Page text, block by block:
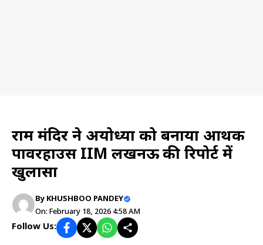
राम मंदिर ने अयोध्या को बनाया आर्थिक
पावरहाउस IIM लखनऊ की रिपोर्ट में
खुलासा
By KHUSHBOO PANDEY
On: February 18, 2026 4:58 AM
Follow Us: